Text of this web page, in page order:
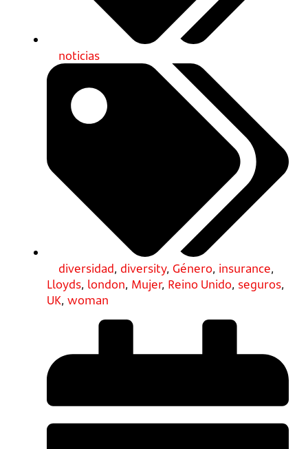
noticias
diversidad, diversity, Género, insurance,
Lloyds, london, Mujer, Reino Unido, seguros,
UK, woman